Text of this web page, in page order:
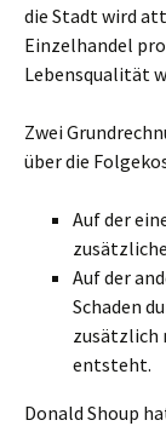
die Stadt wird
Einzelhandel
Lebensqualität
Zwei
über die
Auf der
Auf der
Schaden
zusätzlich
entsteht.
Donald Shoup